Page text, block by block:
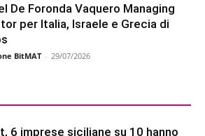
De Foronda Vaquero Managing
per Italia, Israele e Grecia di
BitMAT - 29/07/2026
6 imprese siciliane su 10 hanno